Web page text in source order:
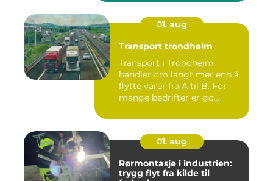
01. aug
Transport trondheim
Transport i Trondheim
handler om langt mer enn å
flytte varer fra A til B. For
mange bedrifter er go...
01. aug
Rørmontasje i industrien:
trygg flyt fra kilde til